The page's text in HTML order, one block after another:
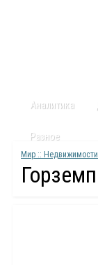
Аналитика
Разное
Мир ::